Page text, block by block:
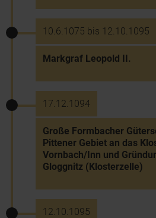
10.6.1075 bis 12.10.1095
Markgraf Leopold II.
17.12.1094
Große Formbacher
Pittener Gebiet an das
Vornbach/Inn und
Gloggnitz (Klosterzelle)
12.10.1095